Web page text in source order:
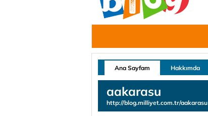
Ana Sayfam Hakkımda
aakarasu
http://blog.milliyet.com.tr/aakarasu